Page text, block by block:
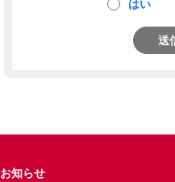
はい
送
お知らせ